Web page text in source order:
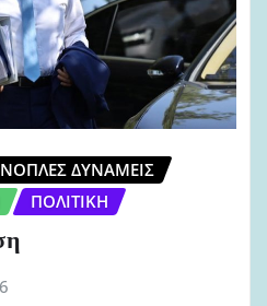
ΔΥΝΆΜΕΙΣ
ΠΟΛΙΤΙΚΉ